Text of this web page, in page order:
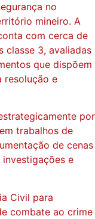
no
mineiro. A
com cerca de
classe 3, avaliadas
que dispõem
resolução e
por
trabalhos de
de cenas
e
Civil para
combate ao crime